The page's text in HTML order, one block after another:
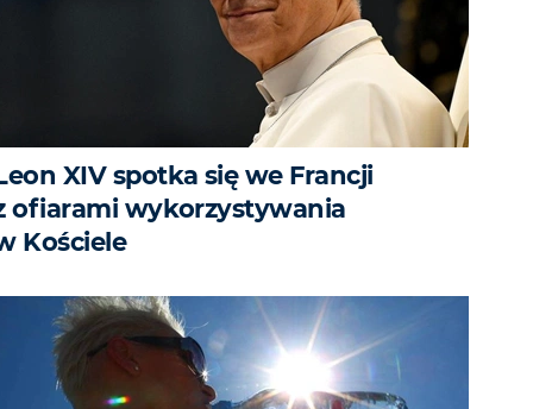
XIV spotka się we Francji
ofiarami wykorzystywania
Kościele